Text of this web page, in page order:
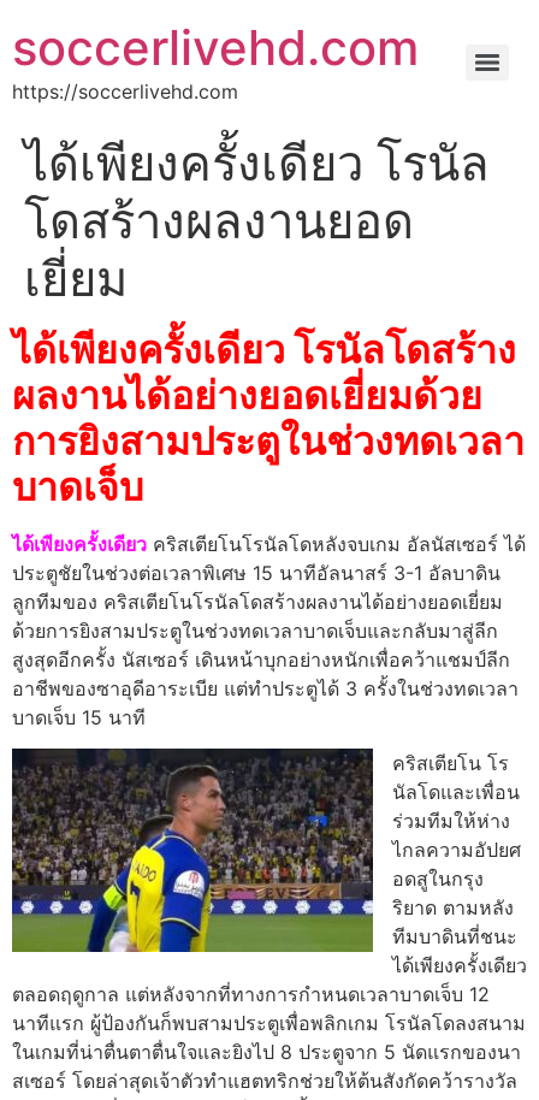
soccerlivehd.com
https://soccerlivehd.com
ได้เพียงครั้งเดียว โรนัล
โดสร้างผลงานยอด
เยี่ยม
ได้เพียงครั้งเดียว โรนัลโดสร้าง
ผลงานได้อย่างยอดเยี่ยมด้วย
การยิงสามประตูในช่วงทดเวลา
บาดเจ็บ
ได้เพียงครั้งเดียว คริสเตียโนโรนัลโดหลังจบเกม อัลนัสเซอร์ ได้
ประตูชัยในช่วงต่อเวลาพิเศษ 15 นาทีอัลนาสร์ 3-1 อัลบาดิน
ลูกทีมของ คริสเตียโนโรนัลโดสร้างผลงานได้อย่างยอดเยี่ยม
ด้วยการยิงสามประตูในช่วงทดเวลาบาดเจ็บและกลับมาสู่ลีก
สูงสุดอีกครั้ง นัสเซอร์ เดินหน้าบุกอย่างหนักเพื่อคว้าแชมป์ลีก
อาชีพของซาอุดีอาระเบีย แต่ทำประตูได้ 3 ครั้งในช่วงทดเวลา
บาดเจ็บ 15 นาที
คริสเตียโน โร
นัลโดและเพื่อน
ร่วมทีมให้ห่าง
ไกลความอัปยศ
อดสูในกรุง
ริยาด ตามหลัง
ทีมบาดินที่ชนะ
ได้เพียงครั้งเดียว
ตลอดฤดูกาล แต่หลังจากที่ทางการกําหนดเวลาบาดเจ็บ 12
นาทีแรก ผู้ป้องกันก็พบสามประตูเพื่อพลิกเกม โรนัลโดลงสนาม
ในเกมที่น่าตื่นตาตื่นใจและยิงไป 8 ประตูจาก 5 นัดแรกของนา
สเซอร์ โดยล่าสุดเจ้าตัวทำแฮตทริกช่วยให้ต้นสังกัดคว้ารางวัล